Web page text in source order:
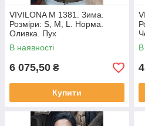
VIVILONA М 1381. Зима.
Розміри: S, M, L. Норма.
Оливка. Пух
В наявності
6 075,50 ₴
Купити
В